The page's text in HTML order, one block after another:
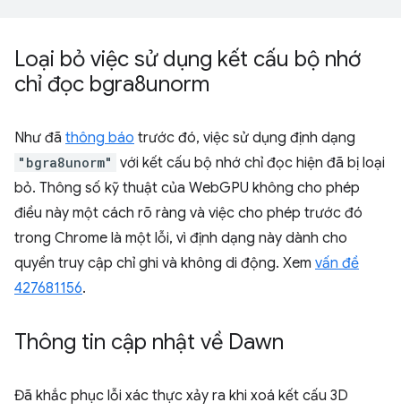
Loại bỏ việc sử dụng kết cấu bộ nhớ
chỉ đọc bgra8unorm
Như đã thông báo trước đó, việc sử dụng định dạng
"bgra8unorm" với kết cấu bộ nhớ chỉ đọc hiện đã bị loại
bỏ. Thông số kỹ thuật của WebGPU không cho phép
điều này một cách rõ ràng và việc cho phép trước đó
trong Chrome là một lỗi, vì định dạng này dành cho
quyền truy cập chỉ ghi và không di động. Xem vấn đề
427681156.
Thông tin cập nhật về Dawn
Đã khắc phục lỗi xác thực xảy ra khi xoá kết cấu 3D